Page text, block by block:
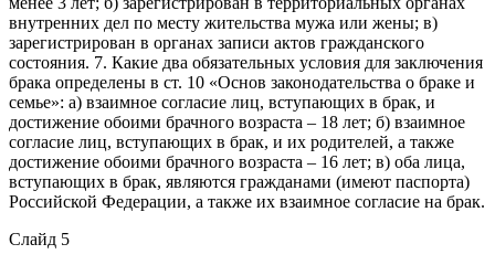
внутренних дел по месту жительства мужа или жены; в)
зарегистрирован в органах записи актов гражданского
состояния. 7. Какие два обязательных условия для заключения
брака определены в ст. 10 «Основ законодательства о браке и
семье»: а) взаимное согласие лиц, вступающих в брак, и
достижение обоими брачного возраста – 18 лет; б) взаимное
согласие лиц, вступающих в брак, и их родителей, а также
достижение обоими брачного возраста – 16 лет; в) оба лица,
вступающих в брак, являются гражданами (имеют паспорта)
Российской Федерации, а также их взаимное согласие на брак.
Слайд 5